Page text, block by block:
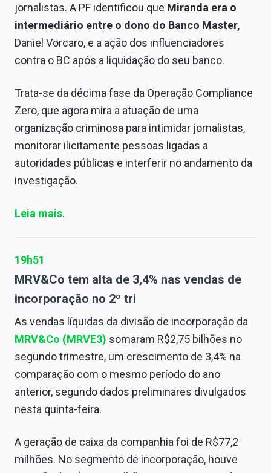
jornalistas. A PF identificou que Miranda era o
intermediário entre o dono do Banco Master,
Daniel Vorcaro, e a ação dos influenciadores
contra o BC após a liquidação do seu banco.
Trata-se da décima fase da Operação Compliance
Zero, que agora mira a atuação de uma
organização criminosa para intimidar jornalistas,
monitorar ilicitamente pessoas ligadas a
autoridades públicas e interferir no andamento da
investigação.
Leia mais.
19h51
MRV&Co tem alta de 3,4% nas vendas de
incorporação no 2º tri
As vendas líquidas da divisão de incorporação da
MRV&Co (MRVE3) somaram R$2,75 bilhões no
segundo trimestre, um crescimento de 3,4% na
comparação com o mesmo período do ano
anterior, segundo dados preliminares divulgados
nesta quinta-feira.
A geração de caixa da companhia foi de R$77,2
milhões. No segmento de incorporação, houve